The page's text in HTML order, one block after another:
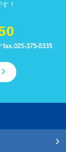
！
fax.025-375-8335